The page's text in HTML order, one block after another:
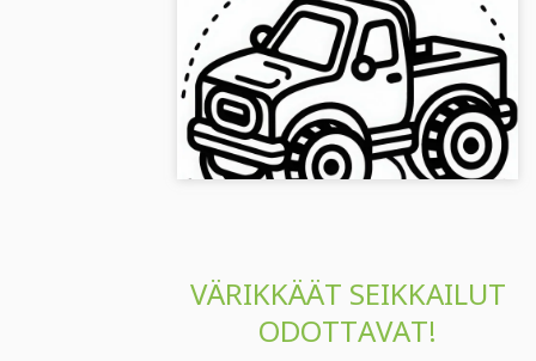
Leikkiauto värityskuva
ilmaiseksi ladattavaksi
Lataa ilmainen värityspohja leikkiautosta
ja nauti luovasta hauskasta
värityksestä!...
VÄRIKKÄÄT SEIKKAILUT
ODOTTAVAT!